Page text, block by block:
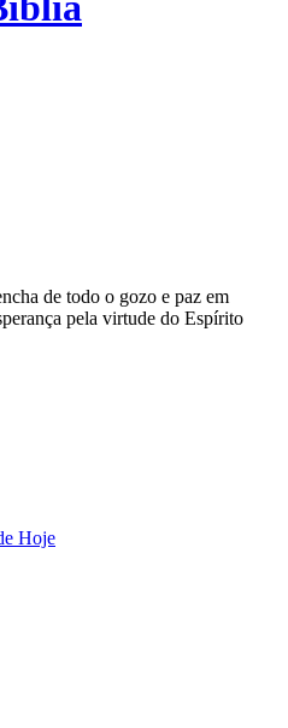
de todo o gozo e paz em
pela virtude do Espírito
Hoje